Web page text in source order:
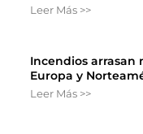
Leer Más >>
Incendios arrasan
Europa y
Leer Más >>